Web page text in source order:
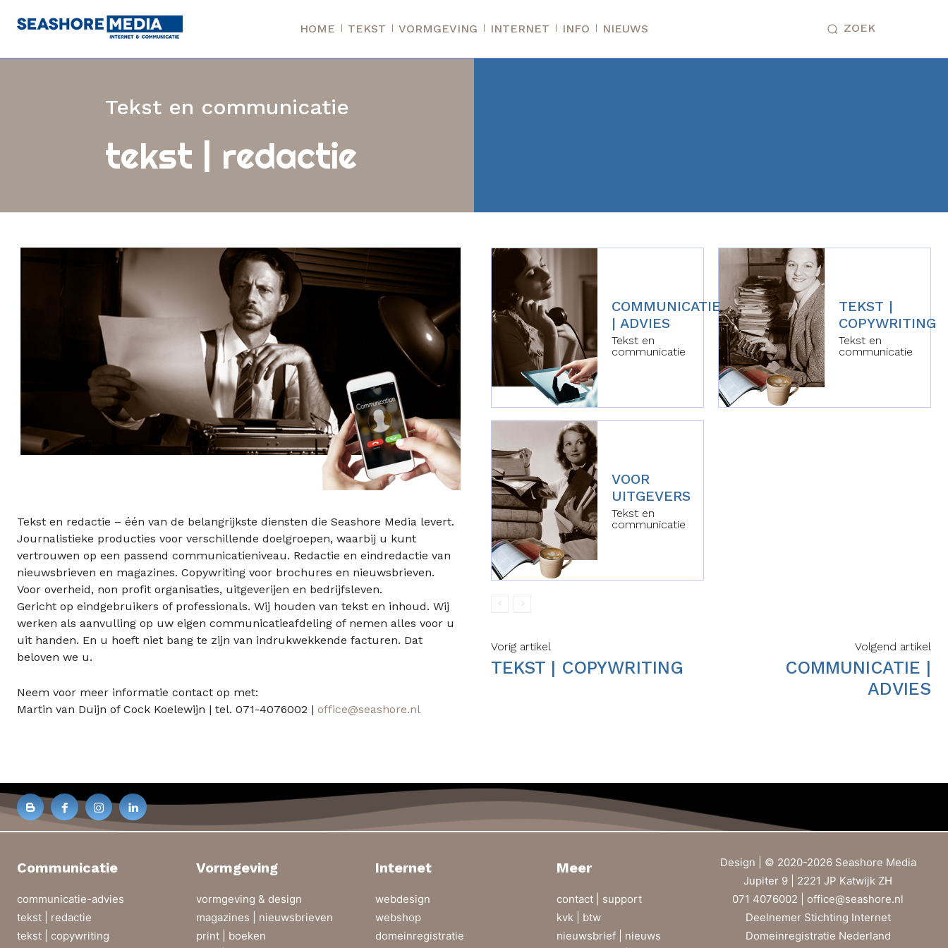
HOME TEKST VORMGEVING INTERNET INFO NIEUWS ZOEK
Tekst en communicatie
tekst | redactie
Tekst en redactie – één van de belangrijkste diensten die Seashore Media levert.
Journalistieke producties voor verschillende doelgroepen, waarbij u kunt
vertrouwen op een passend communicatieniveau. Redactie en eindredactie van
nieuwsbrieven en magazines. Copywriting voor brochures en nieuwsbrieven.
Voor overheid, non profit organisaties, uitgeverijen en bedrijfsleven.
Gericht op eindgebruikers of professionals. Wij houden van tekst en inhoud. Wij
werken als aanvulling op uw eigen communicatieafdeling of nemen alles voor u
uit handen. En u hoeft niet bang te zijn van indrukwekkende facturen. Dat
beloven we u.
Neem voor meer informatie contact op met:
Martin van Duijn of Cock Koelewijn | tel. 071-4076002 | office@seashore.nl
COMMUNICATIE
| ADVIES
Tekst en
communicatie
TEKST |
COPYWRITING
Tekst en
communicatie
VOOR
UITGEVERS
Tekst en
communicatie
Vorig artikel
TEKST | COPYWRITING
Volgend artikel
COMMUNICATIE |
ADVIES
Communicatie
communicatie-advies
tekst | redactie
tekst | copywriting
Vormgeving
vormgeving & design
magazines | nieuwsbrieven
print | boeken
Internet
webdesign
webshop
domeinregistratie
Meer
contact | support
kvk | btw
nieuwsbrief | nieuws
Design | © 2020-2026 Seashore Media
Jupiter 9 | 2221 JP Katwijk ZH
071 4076002 | office@seashore.nl
Deelnemer Stichting Internet
Domeinregistratie Nederland